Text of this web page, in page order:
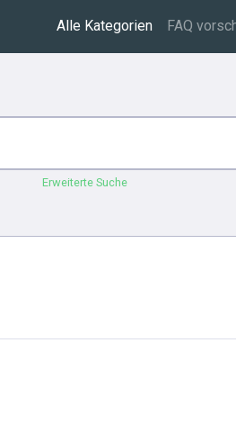
Alle Kategorien FAQ
Erweiterte Suche